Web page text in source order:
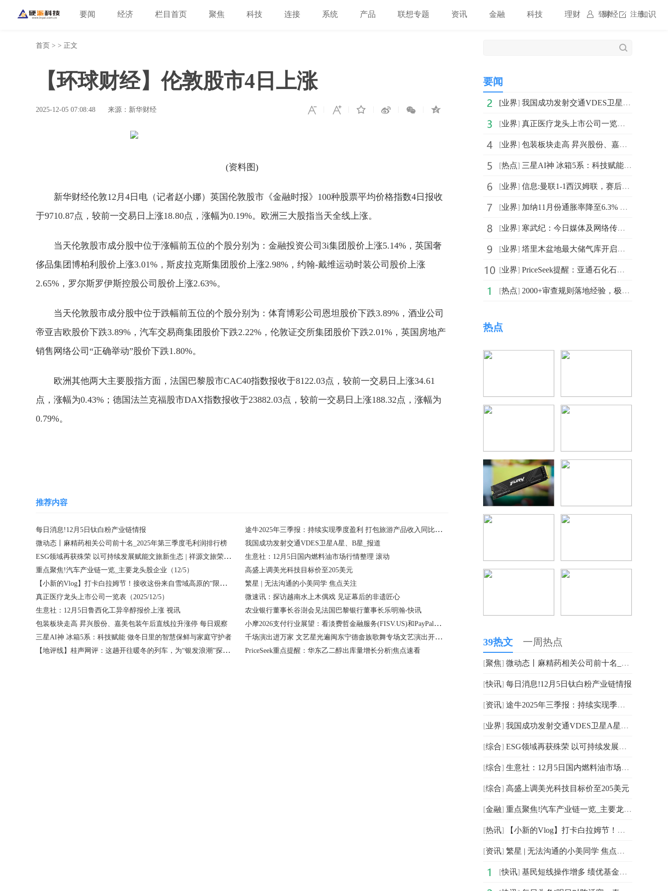
登录 注册
要闻 经济 栏目首页 聚焦 科技 连接 系统 产品 联想专题 资讯 金融 科技 理财 财经 知识
首页 > > 正文
【环球财经】伦敦股市4日上涨
2025-12-05 07:08:48 来源：新华财经
(资料图)
新华财经伦敦12月4日电（记者赵小娜）英国伦敦股市《金融时报》100种股票平均价格指数4日报收
于9710.87点，较前一交易日上涨18.80点，涨幅为0.19%。欧洲三大股指当天全线上涨。
当天伦敦股市成分股中位于涨幅前五位的个股分别为：金融投资公司3i集团股价上涨5.14%，英国奢
侈品集团博柏利股价上涨3.01%，斯皮拉克斯集团股价上涨2.98%，约翰-戴维运动时装公司股价上涨
2.65%，罗尔斯罗伊斯控股公司股价上涨2.63%。
当天伦敦股市成分股中位于跌幅前五位的个股分别为：体育博彩公司恩坦股价下跌3.89%，酒业公司
帝亚吉欧股价下跌3.89%，汽车交易商集团股价下跌2.22%，伦敦证交所集团股价下跌2.01%，英国房地产
销售网络公司“正确举动”股价下跌1.80%。
欧洲其他两大主要股指方面，法国巴黎股市CAC40指数报收于8122.03点，较前一交易日上涨34.61
点，涨幅为0.43%；德国法兰克福股市DAX指数报收于23882.03点，较前一交易日上涨188.32点，涨幅为
0.79%。
推荐内容
每日消息!12月5日钛白粉产业链情报 途牛2025年三季报：持续实现季度盈利 打包旅游产品收入同比增长超12%
微动态丨麻精药相关公司前十名_2025年第三季度毛利润排行榜 我国成功发射交通VDES卫星A星、B星_报道
ESG领域再获殊荣 以可持续发展赋能文旅新生态 | 祥源文旅荣膺 “上市公司ESG价值传递奖”|焦点速看
生意社：12月5日国内燃料油市场行情整理 滚动
重点聚焦!汽车产业链一览_主要龙头股企业（12/5）
高盛上调美光科技目标价至205美元
【小新的Vlog】打卡白拉姆节！接收这份来自雪域高原的“限定祝福”-即时看
繁星 | 无法沟通的小美同学 焦点关注
真正医疗龙头上市公司一览表（2025/12/5）
微速讯：探访越南水上木偶戏 见证幕后的非遗匠心
生意社：12月5日鲁西化工异辛醇报价上涨 视讯
农业银行董事长谷澍会见法国巴黎银行董事长乐明瀚-快讯
包装板块走高 昇兴股份、嘉美包装午后直线拉升涨停 每日观察
小摩2026支付行业展望：看淡费哲金融服务(FISV.US)和PayPal(PYPL.US) 押注Toast(TOST.US)增长潜力
三星AI神 冰箱5系：科技赋能 做冬日里的智慧保鲜与家庭守护者
千场演出进万家 文艺星光遍闽东宁德畲族歌舞专场文艺演出开演|每日视点
【地评线】桂声网评：这趟开往暖冬的列车，为“银发浪潮”探新路_焦点热闻
PriceSeek重点提醒：华东乙二醇出库量增长分析|焦点速看
要闻
[业界] 我国成功发射交通VDES卫星A星、B星_报道
[业界] 真正医疗龙头上市公司一览表（2025/12/5）
[业界] 包装板块走高 昇兴股份、嘉美包装午后直线拉升涨停 每日观察
[热点] 三星AI神 冰箱5系：科技赋能 做冬日里的智慧保鲜与家庭守护者
[业界] 信息:曼联1-1西汉姆联，赛后评分：不是达洛特第一，西汉姆联29号第一
[业界] 加纳11月份通胀率降至6.3% 焦点滚动
[业界] 寒武纪：今日媒体及网络传播的关于公司产品等相关信息，均为误导市场的不实信息
[业界] 塔里木盆地最大储气库开启今冬供气-今头条
[业界] PriceSeek提醒：亚通石化石油焦报价上调80元
[热点] 2000+审查规则落地经验，极小易如何让大型企业用好合同AI审查？
热点
39热文 一周热点
[聚焦] 微动态丨麻精药相关公司前十名_2025年第三季度毛利润排行榜
[快讯] 每日消息!12月5日钛白粉产业链情报
[资讯] 途牛2025年三季报：持续实现季度盈利 打包旅游产品收入同比增长超12%
[业界] 我国成功发射交通VDES卫星A星、B星_报道
[综合] ESG领域再获殊荣 以可持续发展赋能文旅新生态 | 祥源文旅荣膺 “上市公司ESG价值传递奖”|焦点速看
[综合] 生意社：12月5日国内燃料油市场行情整理 滚动
[综合] 高盛上调美光科技目标价至205美元
[金融] 重点聚焦!汽车产业链一览_主要龙头股企业（12/5）
[热讯] 【小新的Vlog】打卡白拉姆节！接收这份来自雪域高原的“限定祝福”-即时看
[资讯] 繁星 | 无法沟通的小美同学 焦点关注
[快讯] 基民短线操作增多 绩优基金C份额规模飙升-头条焦点